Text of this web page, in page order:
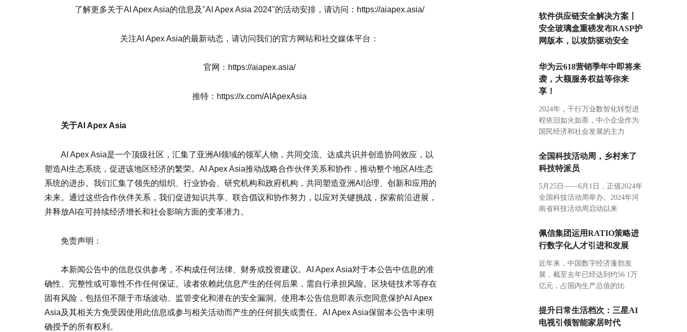
了解更多关于AI Apex Asia的信息及"AI Apex Asia 2024"的活动安排，请访问：https://aiapex.asia/
关注AI Apex Asia的最新动态，请访问我们的官方网站和社交媒体平台：
官网：https://aiapex.asia/
推特：https://x.com/AIApexAsia
关于AI Apex Asia
AI Apex Asia是一个顶级社区，汇集了亚洲AI领域的领军人物，共同交流、达成共识并创造协同效应，以
塑造AI生态系统，促进该地区经济的繁荣。AI Apex Asia推动战略合作伙伴关系和协作，推动整个地区AI生态
系统的进步。我们汇集了领先的组织、行业协会、研究机构和政府机构，共同塑造亚洲AI治理、创新和应用的
未来。通过这些合作伙伴关系，我们促进知识共享、联合倡议和协作努力，以应对关键挑战，探索前沿进展，
并释放AI在可持续经济增长和社会影响方面的变革潜力。
免责声明：
本新闻公告中的信息仅供参考，不构成任何法律、财务或投资建议。AI Apex Asia对于本公告中信息的准
确性、完整性或可靠性不作任何保证。读者依赖此信息产生的任何后果，需自行承担风险。区块链技术等存在
固有风险，包括但不限于市场波动、监管变化和潜在的安全漏洞。使用本公告信息即表示您同意保护AI Apex
Asia及其相关方免受因使用此信息或参与相关活动而产生的任何损失或责任。AI Apex Asia保留本公告中未明
确授予的所有权利。
软件供应链安全解决方案丨
安全玻璃盒重磅发布RASP护
网版本，以攻防驱动安全
华为云618营销季年中即将来
袭，大额服务权益等你来
享！
2024年，千行万业数智化转型进
程依旧如火如荼，中小企业作为
国民经济和社会发展的主力
全国科技活动周，乡村来了
科技特派员
5月25日——6月1日，正值2024年
全国科技活动周举办。2024年河
南省科技活动周启动以来
佩信集团运用RATIO策略进
行数字化人才引进和发展
近年来，中国数字经济蓬勃发
展，截至去年已经达到约56 1万
亿元，占国内生产总值的比
提升日常生活档次：三星AI
电视引领智能家居时代